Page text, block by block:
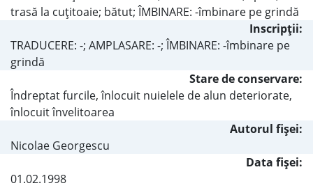
trasă la cuţitoaie; bătut; ÎMBINARE: -îmbinare pe grindă
Inscripţii:
TRADUCERE: -; AMPLASARE: -; ÎMBINARE: -îmbinare pe
grindă
Stare de conservare:
Îndreptat furcile, înlocuit nuielele de alun deteriorate,
înlocuit învelitoarea
Autorul fişei:
Nicolae Georgescu
Data fișei:
01.02.1998